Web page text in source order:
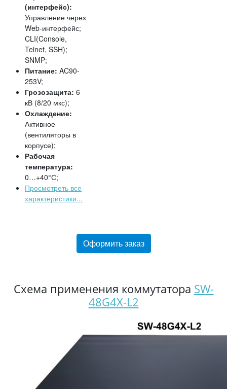
(интерфейс):
Управление через
Web-интерфейс;
CLI(Console,
Telnet, SSH);
SNMP;
Питание: AC90-
253V;
Грозозащита: 6
кВ (8/20 мкс);
Охлаждение:
Активное
(вентиляторы в
корпусе);
Рабочая
температура:
0…+40°С;
Просмотреть все
характеристики...
Оформить заказ
Схема применения коммутатора SW-
48G4X-L2